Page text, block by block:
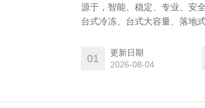
源于，智能、稳定、专业、安
台式冷冻、台式大容量、落地
护、设备校准等广泛的服务组合
01
更新日期
2026-08-04